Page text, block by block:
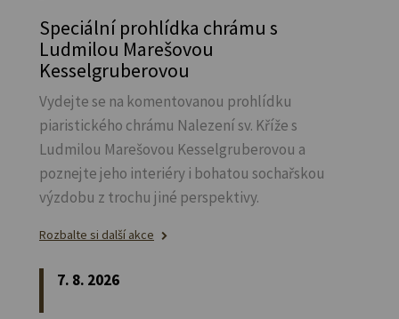
Speciální prohlídka chrámu s
Ludmilou Marešovou
Kesselgruberovou
Vydejte se na komentovanou prohlídku
piaristického chrámu Nalezení sv. Kříže s
Ludmilou Marešovou Kesselgruberovou a
poznejte jeho interiéry i bohatou sochařskou
výzdobu z trochu jiné perspektivy.
Rozbalte si další akce
7. 8. 2026